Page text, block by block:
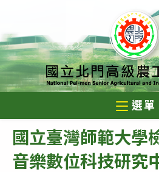
至
主
要
內
選單
國立臺灣師範大學
音樂數位科技研究